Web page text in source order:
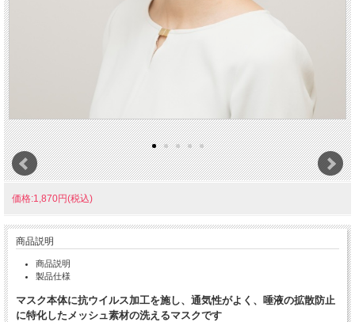
価格:1,870円(税込)
商品説明
商品説明
製品仕様
マスク本体に抗ウイルス加工を施し、通気性がよく、唾液の拡散防止
に特化したメッシュ素材の洗えるマスクです